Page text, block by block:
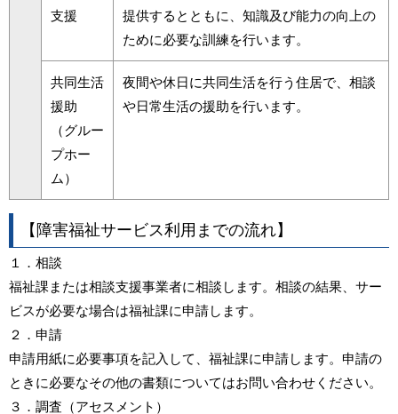
支援
提供するとともに、知識及び能力の向上の
ために必要な訓練を行います。
共同生活
援助
（グルー
プホー
ム）
夜間や休日に共同生活を行う住居で、相談
や日常生活の援助を行います。
【障害福祉サービス利用までの流れ】
１．相談
福祉課または相談支援事業者に相談します。相談の結果、サー
ビスが必要な場合は福祉課に申請します。
２．申請
申請用紙に必要事項を記入して、福祉課に申請します。申請の
ときに必要なその他の書類についてはお問い合わせください。
３．調査（アセスメント）